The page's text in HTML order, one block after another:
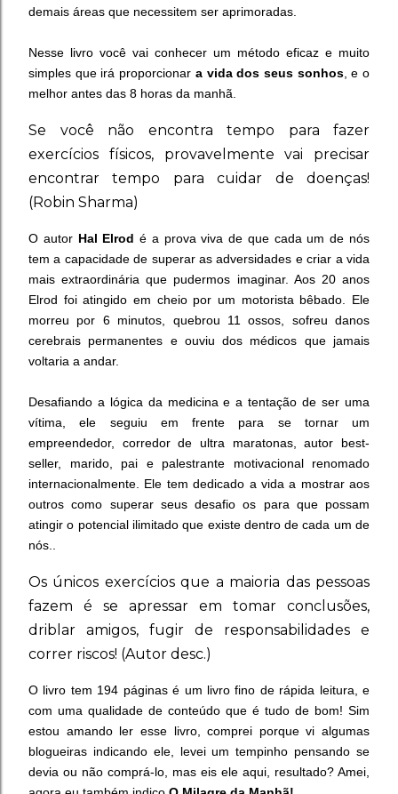
demais áreas que necessitem ser aprimoradas.
Nesse livro você vai conhecer um método eficaz e muito
simples que irá proporcionar a vida dos seus sonhos, e o
melhor antes das 8 horas da manhã.
Se você não encontra tempo para fazer
exercícios físicos, provavelmente vai precisar
encontrar tempo para cuidar de doenças!
(Robin Sharma)
O autor Hal Elrod é a prova viva de que cada um de nós
tem a capacidade de superar as adversidades e criar a vida
mais extraordinária que pudermos imaginar. Aos 20 anos
Elrod foi atingido em cheio por um motorista bêbado. Ele
morreu por 6 minutos, quebrou 11 ossos, sofreu danos
cerebrais permanentes e ouviu dos médicos que jamais
voltaria a andar.
Desafiando a lógica da medicina e a tentação de ser uma
vítima, ele seguiu em frente para se tornar um
empreendedor, corredor de ultra maratonas, autor best-
seller, marido, pai e palestrante motivacional renomado
internacionalmente. Ele tem dedicado a vida a mostrar aos
outros como superar seus desafio os para que possam
atingir o potencial ilimitado que existe dentro de cada um de
nós..
Os únicos exercícios que a maioria das pessoas
fazem é se apressar em tomar conclusões,
driblar amigos, fugir de responsabilidades e
correr riscos! (Autor desc.)
O livro tem 194 páginas é um livro fino de rápida leitura, e
com uma qualidade de conteúdo que é tudo de bom! Sim
estou amando ler esse livro, comprei porque vi algumas
blogueiras indicando ele, levei um tempinho pensando se
devia ou não comprá-lo, mas eis ele aqui, resultado? Amei,